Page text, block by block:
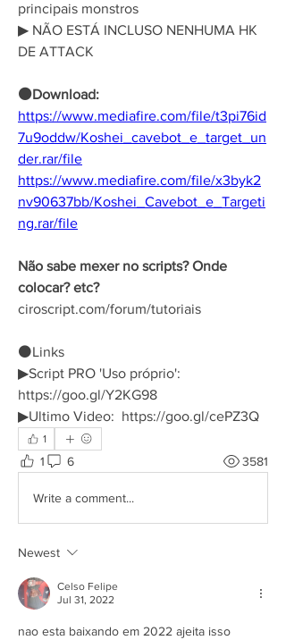
principais monstros
▶ NÃO ESTÁ INCLUSO NENHUMA HK
DE ATTACK
⚫Download:
https://www.mediafire.com/file/t3pi76id
7u9oddw/Koshei_cavebot_e_target_un
der.rar/file
https://www.mediafire.com/file/x3byk2
nv90637bb/Koshei_Cavebot_e_Targeti
ng.rar/file
Não sabe mexer no scripts? Onde
colocar? etc?
ciroscript.com/forum/tutoriais
⚫Links
▶Script PRO 'Uso próprio':
https://goo.gl/Y2KG98
▶Ultimo Video:  https://goo.gl/cePZ3Q
1
1 6 3581
Write a comment...
Newest
Celso Felipe
Jul 31, 2022
nao esta baixando em 2022 ajeita isso